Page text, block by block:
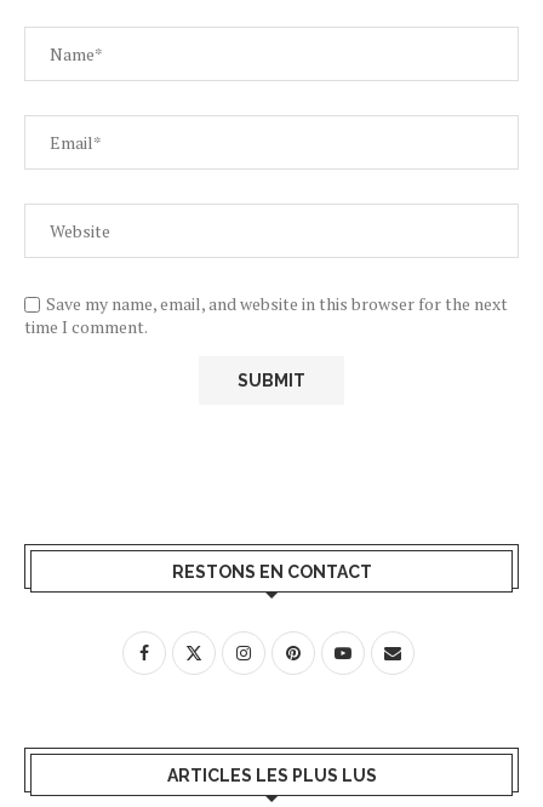
Save my name, email, and website in this browser for the next
time I comment.
RESTONS EN CONTACT
ARTICLES LES PLUS LUS